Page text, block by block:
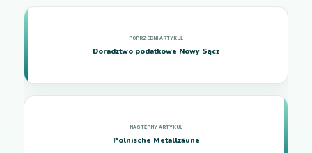
Doradztwo podatkowe Nowy Sącz
Polnische Metallzäune